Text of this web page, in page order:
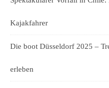
Kajakfahrer
Die boot Düsseldorf 2025 –
erleben